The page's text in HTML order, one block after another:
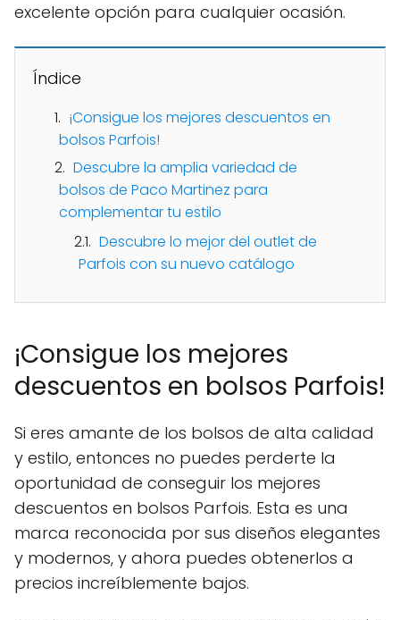
excelente opción para cualquier ocasión.
Índice
¡Consigue los mejores descuentos en
bolsos Parfois!
Descubre la amplia variedad de
bolsos de Paco Martinez para
complementar tu estilo
Descubre lo mejor del outlet de
Parfois con su nuevo catálogo
¡Consigue los mejores
descuentos en bolsos Parfois!
Si eres amante de los bolsos de alta calidad
y estilo, entonces no puedes perderte la
oportunidad de conseguir los mejores
descuentos en bolsos Parfois. Esta es una
marca reconocida por sus diseños elegantes
y modernos, y ahora puedes obtenerlos a
precios increíblemente bajos.